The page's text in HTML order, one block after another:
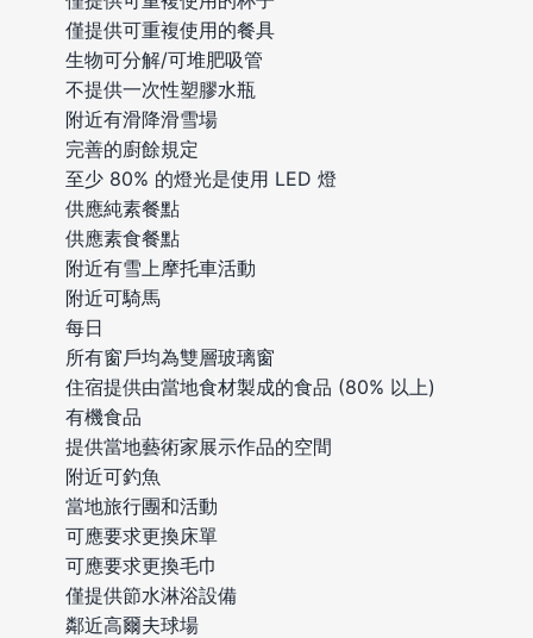
僅提供可重複使用的餐具
生物可分解/可堆肥吸管
不提供一次性塑膠水瓶
附近有滑降滑雪場
完善的廚餘規定
至少 80% 的燈光是使用 LED 燈
供應純素餐點
供應素食餐點
附近有雪上摩托車活動
附近可騎馬
每日
所有窗戶均為雙層玻璃窗
住宿提供由當地食材製成的食品 (80% 以上)
有機食品
提供當地藝術家展示作品的空間
附近可釣魚
當地旅行團和活動
可應要求更換床單
可應要求更換毛巾
僅提供節水淋浴設備
鄰近高爾夫球場